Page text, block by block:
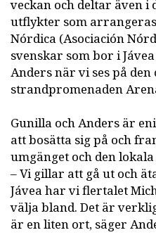
veckan och deltar även
utflykter som
Nórdica (Asociación
svenskar som bor i
Anders när vi ses på
strandpromenaden
Gunilla och Anders är
att bosätta sig på och
umgänget och den
– Vi gillar att gå ut och
Jávea har vi flertalet
välja bland. Det är
är en liten ort, säger